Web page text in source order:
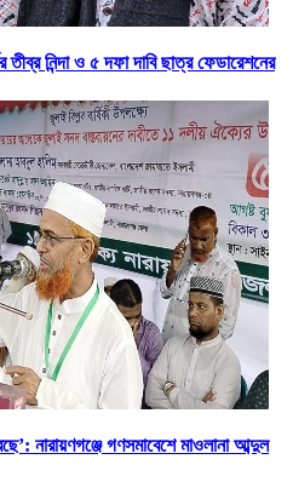
নিন্দা ও ৫ দফা দাবি ছাত্র ফেডারেশনের
নারায়ণগঞ্জে গণসমাবেশে মাওলানা আব্দুল